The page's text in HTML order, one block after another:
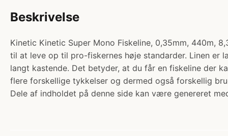
Beskrivelse
Kinetic Kinetic Super Mono Fiskeline, 0,35mm, 440m,
til at leve op til pro-fiskernes høje standarder. Linen er
langt kastende. Det betyder, at du får en fiskeline der
flere forskellige tykkelser og dermed også forskellig
Dele af indholdet på denne side kan være genereret